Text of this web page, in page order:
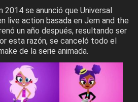
se anunció que Universal
live action basada en Jem and the
un año después, resultando ser
esta razón, se canceló todo el
de la serie animada.